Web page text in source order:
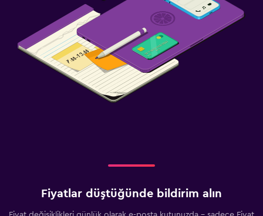
Fiyatlar düştüğünde bildirim alın